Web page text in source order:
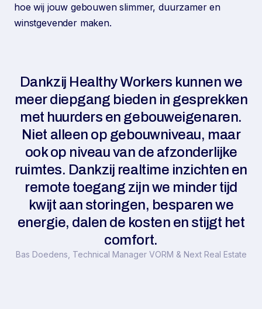
hoe wij jouw gebouwen slimmer, duurzamer en
winstgevender maken.
Dankzij Healthy Workers kunnen we
meer diepgang bieden in gesprekken
met huurders en gebouweigenaren.
Niet alleen op gebouwniveau, maar
ook op niveau van de afzonderlijke
ruimtes. Dankzij realtime inzichten en
remote toegang zijn we minder tijd
kwijt aan storingen, besparen we
energie, dalen de kosten en stijgt het
comfort.
Bas Doedens, Technical Manager VORM & Next Real Estate